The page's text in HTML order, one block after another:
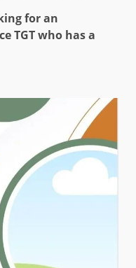
for an
TGT who has a